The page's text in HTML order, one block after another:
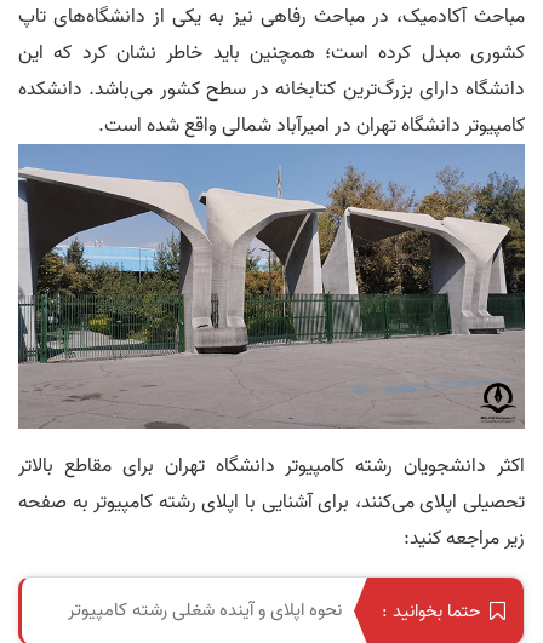
مباحث آکادمیک، در مباحث رفاهی نیز به یکی از دانشگاه‌های تاپ
کشوری مبدل کرده است؛ همچنین باید خاطر نشان کرد که این
دانشگاه دارای بزرگ‌ترین کتابخانه در سطح کشور می‌باشد. دانشکده
کامپیوتر دانشگاه تهران در امیرآباد شمالی واقع شده است.
اکثر دانشجویان رشته کامپیوتر دانشگاه تهران برای مقاطع بالاتر
تحصیلی اپلای می‌کنند، برای آشنایی با اپلای رشته کامپیوتر به صفحه
زیر مراجعه کنید:
حتما بخوانید : نحوه اپلای و آینده شغلی رشته کامپیوتر